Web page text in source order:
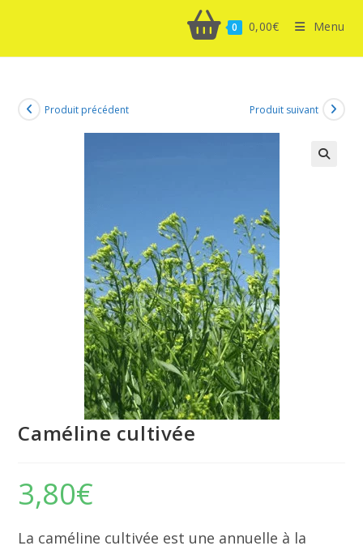
0 0,00€ Menu
Produit précédent Produit suivant
Caméline cultivée
3,80€
La caméline cultivée est une annuelle à la